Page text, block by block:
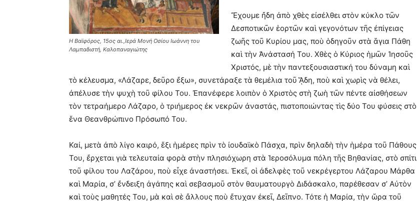
Η Βαϊφόρος, 15ος αι.,Ιερά Μονή Οσίου Ιωάννη του
Λαμπαδιστή, Καλοπαναγιώτης
Ἔχουμε ἤδη ἀπὸ χθὲς εἰσέλθει στὸν κύκλο τῶν
Δεσποτικῶν ἑορτῶν καὶ γεγονότων τῆς ἐπίγειας
ζωῆς τοῦ Κυρίου μας, ποὺ ὁδηγοῦν στὰ ἅγια Πάθη
καὶ τὴν Ἀνάστασή Του. Χθὲς ὁ Κύριος ἡμῶν Ἰησοῦς
Χριστός, μὲ τὴν παντεξουσιαστική του δύναμη καὶ
τὸ κέλευσμα, «Λάζαρε, δεῦρο ἔξω», συνετάραξε τὰ θεμέλια τοῦ ᾍδη, ποὺ καὶ χωρὶς νὰ θέλει,
ἀπέλυσε τὴν ψυχὴ τοῦ φίλου Του. Ἐπανέφερε λοιπὸν ὁ Χριστὸς στὴ ζωὴ τῶν πέντε αἰσθήσεων
τὸν τετραήμερο Λάζαρο, ὁ τριήμερος ἐκ νεκρῶν ἀναστάς, πιστοποιώντας τὶς δύο Του φύσεις στὸ
ἕνα Θεανθρώπινο Πρόσωπό Του.
Καί, μετὰ ἀπὸ λίγο καιρό, ἕξι ἡμέρες πρὶν τὸ ἰουδαϊκὸ Πάσχα, πρὶν δηλαδὴ τὴν ἡμέρα τοῦ Πάθους
Του, ἔρχεται γιὰ τελευταία φορὰ στὴν πλησιόχωρη στὰ Ἱεροσόλυμα πόλη τῆς Βηθανίας, στὸ σπίτι
τοῦ φίλου του Λαζάρου, ποὺ εἶχε ἀναστήσει. Ἐκεῖ, οἱ ἀδελφὲς τοῦ νεκρέγερτου Λάζαρου Μάρθα
καὶ Μαρία, σ’ ἔνδειξη ἀγάπης καὶ σεβασμοῦ στὸν θαυματουργὸ Διδάσκαλο, παρέθεσαν σ’ Αὐτὸν
καὶ τοὺς μαθητές Του, μὰ καὶ σὲ ἄλλους ποὺ ἔτυχαν ἐκεῖ, Δεῖπνο. Τότε ἡ Μαρία, τὴν ὥρα τοῦ